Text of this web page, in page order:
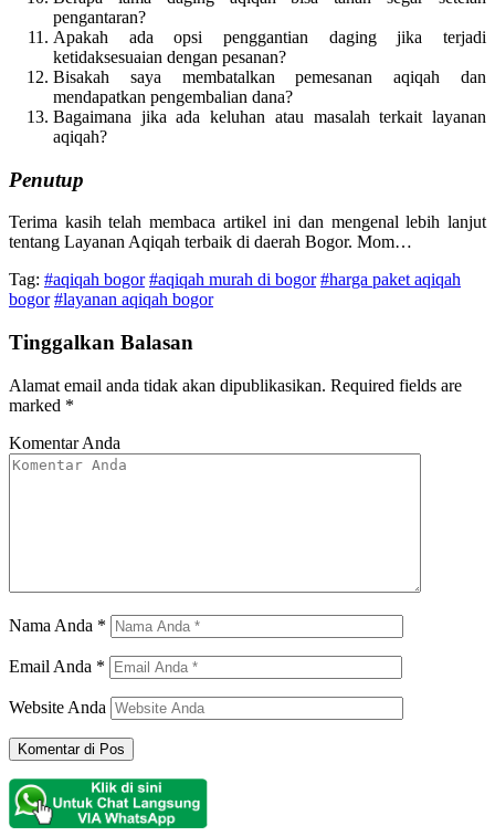
pengantaran?
Apakah ada opsi penggantian daging jika terjadi
ketidaksesuaian dengan pesanan?
Bisakah saya membatalkan pemesanan aqiqah dan
mendapatkan pengembalian dana?
Bagaimana jika ada keluhan atau masalah terkait layanan
aqiqah?
Penutup
Terima kasih telah membaca artikel ini dan mengenal lebih lanjut
tentang Layanan Aqiqah terbaik di daerah Bogor. Mom…
Tag: #aqiqah bogor #aqiqah murah di bogor #harga paket aqiqah
bogor #layanan aqiqah bogor
Tinggalkan Balasan
Alamat email anda tidak akan dipublikasikan. Required fields are
marked *
Komentar Anda
Nama Anda *
Email Anda *
Website Anda